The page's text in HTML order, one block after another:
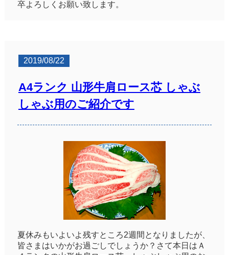
卒よろしくお願い致します。
2019/08/22
A4ランク 山形牛肩ロース芯 しゃぶ
しゃぶ用のご紹介です
夏休みもいよいよ残すところ2週間となりましたが、
皆さまはいかがお過ごしでしょうか？さて本日はＡ